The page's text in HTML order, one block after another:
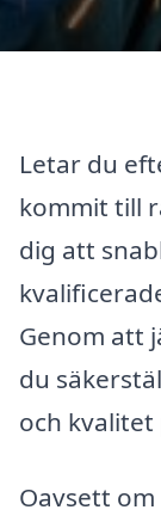
Letar du
kommit till
dig att
Genom att
du
och
Oavsett